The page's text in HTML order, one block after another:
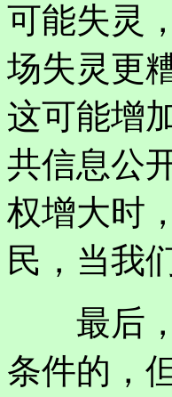
可能失灵
场失灵更
这可能增
共信息公
权增大时
民，当我
最后，
条件的，